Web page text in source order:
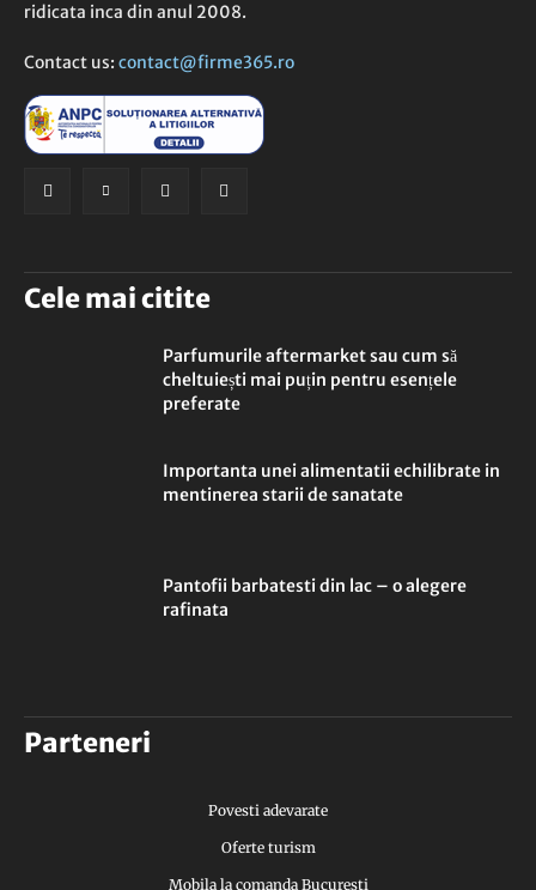
ridicata inca din anul 2008.
Contact us: contact@firme365.ro
Cele mai citite
Parfumurile aftermarket sau cum să
cheltuiești mai puțin pentru esențele
preferate
Importanta unei alimentatii echilibrate in
mentinerea starii de sanatate
Pantofii barbatesti din lac – o alegere
rafinata
Parteneri
Povesti adevarate
Oferte turism
Mobila la comanda Bucuresti